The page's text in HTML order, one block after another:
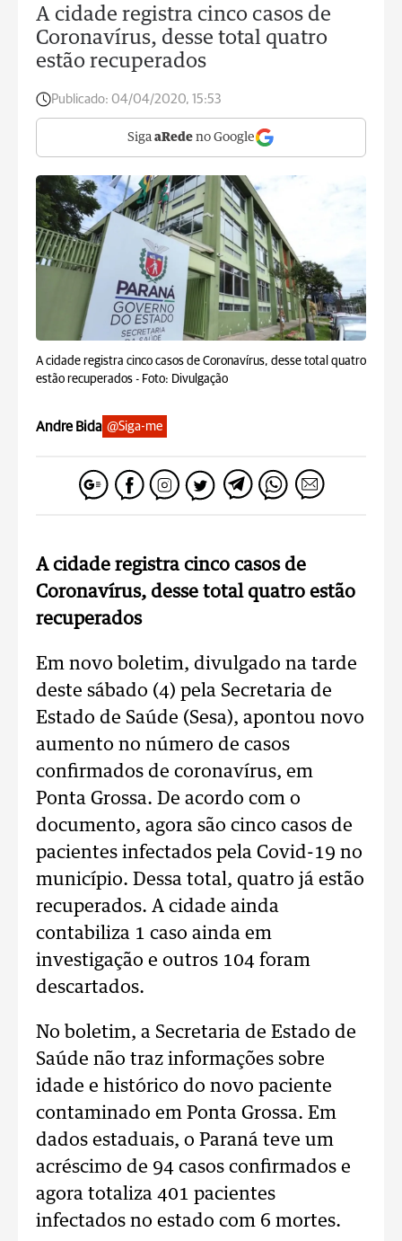
A cidade registra cinco casos de
Coronavírus, desse total quatro
estão recuperados
Publicado: 04/04/2020, 15:53
Siga aRede no Google
A cidade registra cinco casos de Coronavírus, desse total quatro
estão recuperados - Foto: Divulgação
Andre Bida @Siga-me
A cidade registra cinco casos de
Coronavírus, desse total quatro estão
recuperados
Em novo boletim, divulgado na tarde
deste sábado (4) pela Secretaria de
Estado de Saúde (Sesa), apontou novo
aumento no número de casos
confirmados de coronavírus, em
Ponta Grossa. De acordo com o
documento, agora são cinco casos de
pacientes infectados pela Covid-19 no
município. Dessa total, quatro já estão
recuperados. A cidade ainda
contabiliza 1 caso ainda em
investigação e outros 104 foram
descartados.
No boletim, a Secretaria de Estado de
Saúde não traz informações sobre
idade e histórico do novo paciente
contaminado em Ponta Grossa. Em
dados estaduais, o Paraná teve um
acréscimo de 94 casos confirmados e
agora totaliza 401 pacientes
infectados no estado com 6 mortes.